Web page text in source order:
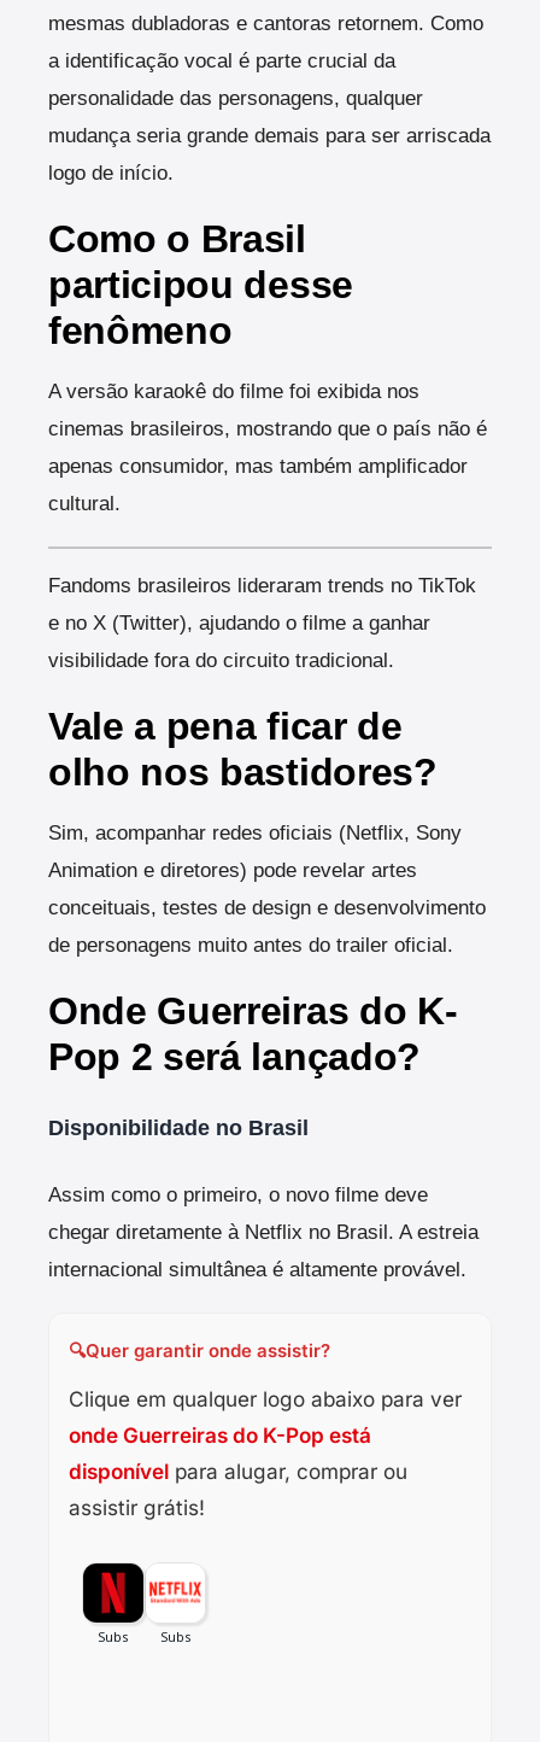
mesmas dubladoras e cantoras retornem. Como
a identificação vocal é parte crucial da
personalidade das personagens, qualquer
mudança seria grande demais para ser arriscada
logo de início.
Como o Brasil
participou desse
fenômeno
A versão karaokê do filme foi exibida nos
cinemas brasileiros, mostrando que o país não é
apenas consumidor, mas também amplificador
cultural.
Fandoms brasileiros lideraram trends no TikTok
e no X (Twitter), ajudando o filme a ganhar
visibilidade fora do circuito tradicional.
Vale a pena ficar de
olho nos bastidores?
Sim, acompanhar redes oficiais (Netflix, Sony
Animation e diretores) pode revelar artes
conceituais, testes de design e desenvolvimento
de personagens muito antes do trailer oficial.
Onde Guerreiras do K-
Pop 2 será lançado?
Disponibilidade no Brasil
Assim como o primeiro, o novo filme deve
chegar diretamente à Netflix no Brasil. A estreia
internacional simultânea é altamente provável.
🔍Quer garantir onde assistir?
Clique em qualquer logo abaixo para ver
onde Guerreiras do K-Pop está
disponível para alugar, comprar ou
assistir grátis!